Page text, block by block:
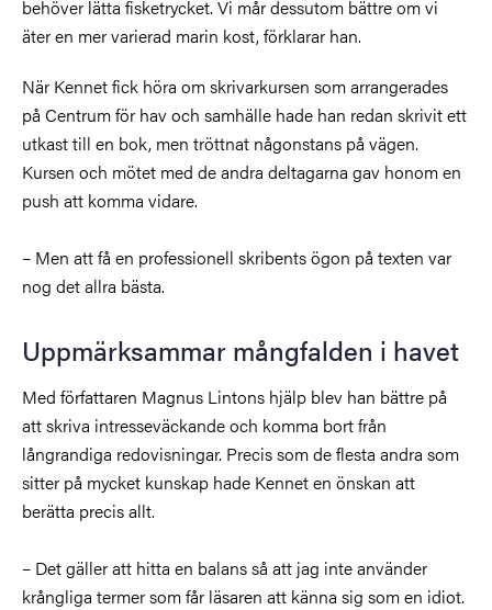
behöver lätta fisketrycket. Vi mår dessutom bättre om vi
äter en mer varierad marin kost, förklarar han.
När Kennet fick höra om skrivarkursen som arrangerades
på Centrum för hav och samhälle hade han redan skrivit ett
utkast till en bok, men tröttnat någonstans på vägen.
Kursen och mötet med de andra deltagarna gav honom en
push att komma vidare.
– Men att få en professionell skribents ögon på texten var
nog det allra bästa.
Uppmärksammar mångfalden i havet
Med författaren Magnus Lintons hjälp blev han bättre på
att skriva intresseväckande och komma bort från
långrandiga redovisningar. Precis som de flesta andra som
sitter på mycket kunskap hade Kennet en önskan att
berätta precis allt.
– Det gäller att hitta en balans så att jag inte använder
krångliga termer som får läsaren att känna sig som en idiot.